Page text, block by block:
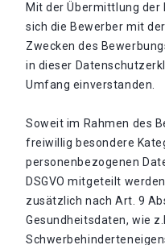
Mit der Übermittlung der
sich die Bewerber mit
Zwecken des
in dieser
Umfang einverstanden.
Soweit im Rahmen des
freiwillig besondere
personenbezogenen
DSGVO mitgeteilt
zusätzlich nach Art. 9
Gesundheitsdaten, wie